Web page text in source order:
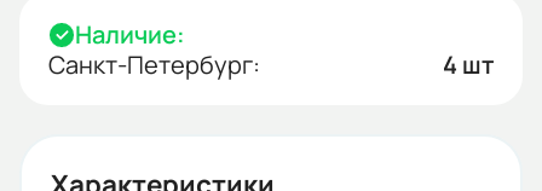
Наличие:
Санкт-Петербург:
4 шт